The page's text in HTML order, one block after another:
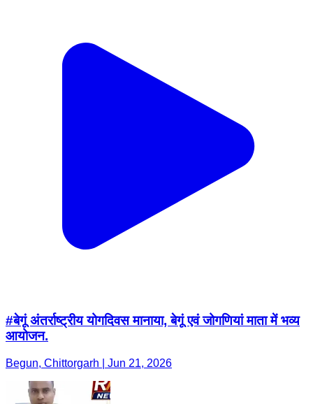
#बेगूं अंतर्राष्ट्रीय योगदिवस मानाया, बेगूं एवं जोगणियां माता में भव्य
आयोजन.
Begun, Chittorgarh | Jun 21, 2026